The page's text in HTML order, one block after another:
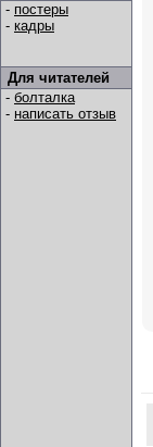
- постеры
- кадры
Для читателей
- болталка
- написать отзыв